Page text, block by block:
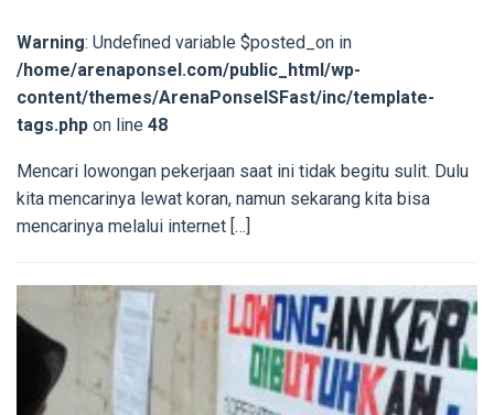
Warning: Undefined variable $posted_on in
/home/arenaponsel.com/public_html/wp-
content/themes/ArenaPonselSFast/inc/template-
tags.php on line 48
Mencari lowongan pekerjaan saat ini tidak begitu sulit. Dulu
kita mencarinya lewat koran, namun sekarang kita bisa
mencarinya melalui internet […]